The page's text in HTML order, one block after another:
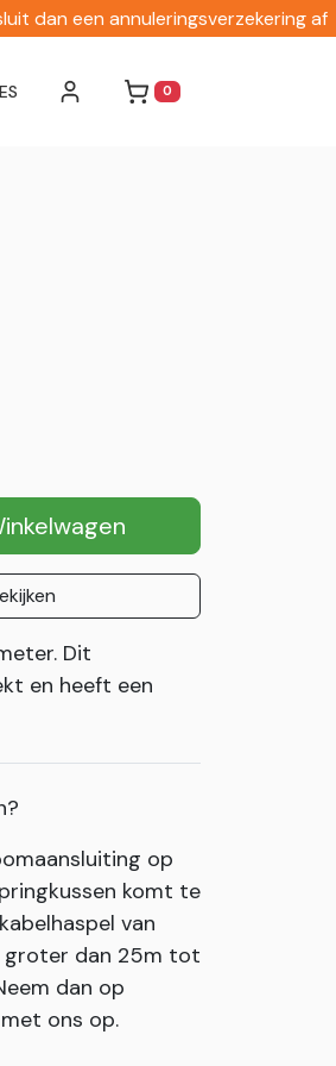
dan een annuleringsverzekering af
WINKELWAGEN
0
Dit
en heeft een
op
komt te
van
groter dan 25m tot
dan op
ons op.